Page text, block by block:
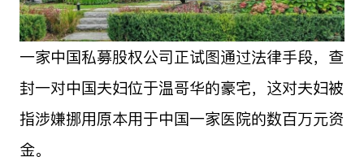
一家中国私募股权公司正试图通过法律手段，查
封一对中国夫妇位于温哥华的豪宅，这对夫妇被
指涉嫌挪用原本用于中国一家医院的数百万元资
金。